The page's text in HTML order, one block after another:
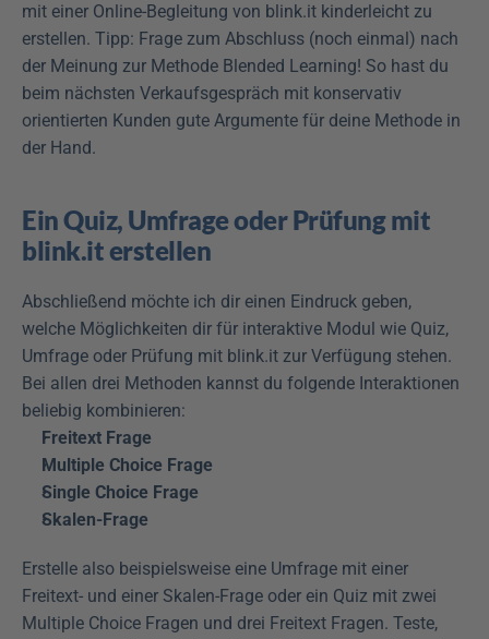
mit einer Online-Begleitung von blink.it kinderleicht zu
erstellen. Tipp: Frage zum Abschluss (noch einmal) nach
der Meinung zur Methode Blended Learning! So hast du
beim nächsten Verkaufsgespräch mit konservativ
orientierten Kunden gute Argumente für deine Methode in
der Hand.
Ein Quiz, Umfrage oder Prüfung mit
blink.it erstellen
Abschließend möchte ich dir einen Eindruck geben,
welche Möglichkeiten dir für interaktive Modul wie Quiz,
Umfrage oder Prüfung mit blink.it zur Verfügung stehen.
Bei allen drei Methoden kannst du folgende Interaktionen
beliebig kombinieren:
Freitext Frage
Multiple Choice Frage
Single Choice Frage
Skalen-Frage
Erstelle also beispielsweise eine Umfrage mit einer
Freitext- und einer Skalen-Frage oder ein Quiz mit zwei
Multiple Choice Fragen und drei Freitext Fragen. Teste,